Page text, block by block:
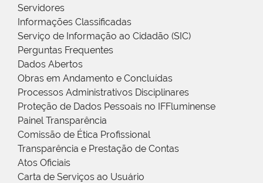
Servidores
Informações Classificadas
Serviço de Informação ao Cidadão (SIC)
Perguntas Frequentes
Dados Abertos
Obras em Andamento e Concluídas
Processos Administrativos Disciplinares
Proteção de Dados Pessoais no IFFluminense
Painel Transparência
Comissão de Ética Profissional
Transparência e Prestação de Contas
Atos Oficiais
Carta de Serviços ao Usuário